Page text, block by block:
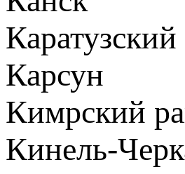
Карсун
Кимрский
Кинель-